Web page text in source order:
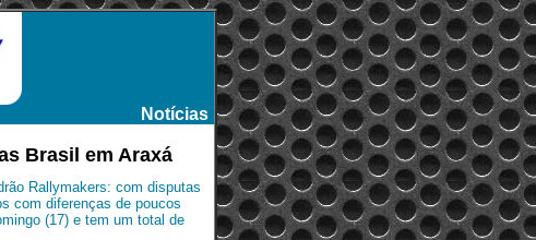
Notícias
Brasil em Araxá
Rallymakers: com disputas
com diferenças de poucos
(17) e tem um total de